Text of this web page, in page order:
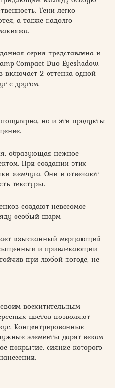
Тени легко
а также надолго
серия представлена и
Compact Duo Eyeshadow.
2 оттенка одной
с другом.
но и эти продукты
образующая нежное
При создании этих
жемчуга. Они и отвечают
текстуры.
создают невесомое
особый шарм
изысканный мерцающий
и привлекающий
при любой погоде, не
восхитительным
цветов позволяют
Концентрированные
элементы дарят векам
покрытие, сияние которого